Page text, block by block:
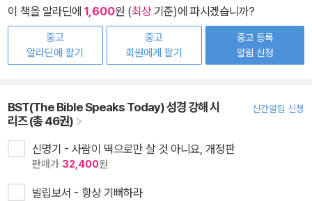
이 책을 알라딘에 1,600원 (최상기준)에 파시겠습니까?
중고
알라딘에 팔기
중고
회원에게 팔기
중고 등록
알림 신청
BST(The Bible Speaks Today) 성경 강해 시
리즈 (총 46권)
신간알림 신청
신명기 - 사람이 떡으로만 살 것 아니요, 개정판
판매가 32,400원
빌립보서 - 항상 기뻐하라